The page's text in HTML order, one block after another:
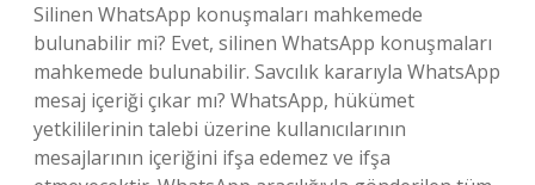
Silinen WhatsApp konuşmaları mahkemede
bulunabilir mi? Evet, silinen WhatsApp konuşmaları
mahkemede bulunabilir. Savcılık kararıyla WhatsApp
mesaj içeriği çıkar mı? WhatsApp, hükümet
yetkililerinin talebi üzerine kullanıcılarının
mesajlarının içeriğini ifşa edemez ve ifşa